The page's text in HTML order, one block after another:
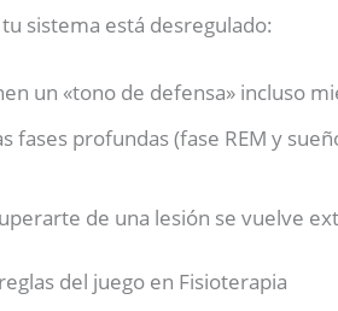
sistema está desregulado:
un «tono de defensa» incluso
fases profundas (fase REM y
de una lesión se vuelve
del juego en Fisioterapia